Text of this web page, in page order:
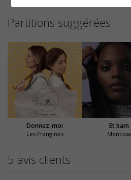
Partitions suggérées
Donnez-moi
Les Frangines
Et bam
Mentissa
5 avis clients